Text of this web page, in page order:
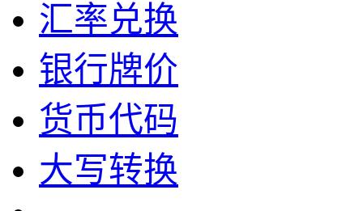
汇率兑换
银行牌价
货币代码
大写转换